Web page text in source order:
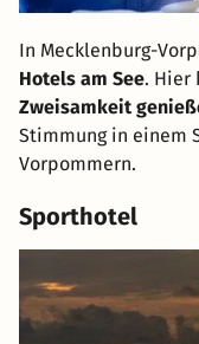
In Mecklenburg-
Hotels am See. Hier
Zweisamkeit
Stimmung in einem
Vorpommern.
Sporthotel